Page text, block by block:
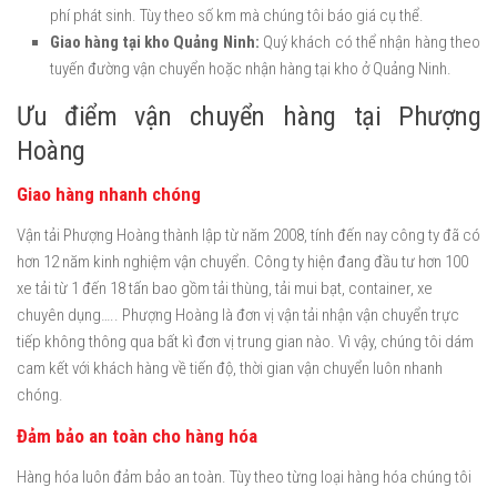
phí phát sinh. Tùy theo số km mà chúng tôi báo giá cụ thể.
Giao hàng tại kho Quảng Ninh: Quý khách có thể nhận hàng theo
tuyến đường vận chuyển hoặc nhận hàng tại kho ở Quảng Ninh.
Ưu điểm vận chuyển hàng tại Phượng
Hoàng
Giao hàng nhanh chóng
Vận tải Phượng Hoàng thành lập từ năm 2008, tính đến nay công ty đã có
hơn 12 năm kinh nghiệm vận chuyển. Công ty hiện đang đầu tư hơn 100
xe tải từ 1 đến 18 tấn bao gồm tải thùng, tải mui bạt, container, xe
chuyên dụng….. Phượng Hoàng là đơn vị vận tải nhận vận chuyển trực
tiếp không thông qua bất kì đơn vị trung gian nào. Vì vậy, chúng tôi dám
cam kết với khách hàng về tiến độ, thời gian vận chuyển luôn nhanh
chóng.
Đảm bảo an toàn cho hàng hóa
Hàng hóa luôn đảm bảo an toàn. Tùy theo từng loại hàng hóa chúng tôi